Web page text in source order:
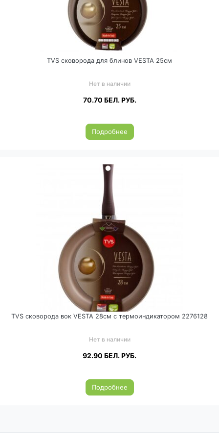
TVS сковорода для блинов VESTA 25см
Нет в наличии
70.70 БЕЛ. РУБ.
Подробнее
TVS сковорода вок VESTA 28см с термоиндикатором 2276128
Нет в наличии
92.90 БЕЛ. РУБ.
Подробнее